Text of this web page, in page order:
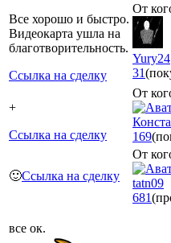
Все хорошо и быстро.
Видеокарта ушла на
благотворительность.
Ссылка на сделку
От
Yury24
31
+
Ссылка на сделку
От
169
🙂Ссылка на сделку
От
tatn09
681
все ок.